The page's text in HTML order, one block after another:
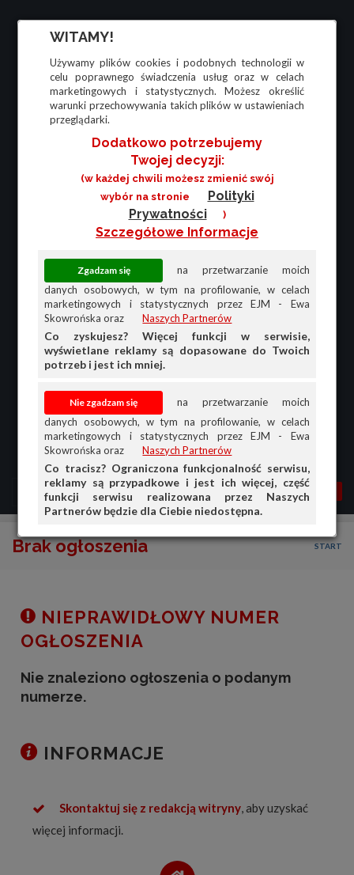
WITAMY!
Używamy plików cookies i podobnych technologii w
celu poprawnego świadczenia usług oraz w celach
marketingowych i statystycznych. Możesz określić
warunki przechowywania takich plików w ustawieniach
przeglądarki.
Dodatkowo potrzebujemy
Twojej decyzji:
(w każdej chwili możesz zmienić swój
wybór na stronie
Polityki
Prywatności
)
Szczegółowe Informacje
na przetwarzanie moich
danych osobowych, w tym na profilowanie, w celach
marketingowych i statystycznych przez EJM - Ewa
Skowrońska oraz
Naszych Partnerów
Co zyskujesz? Więcej funkcji w serwisie,
wyświetlane reklamy są dopasowane do Twoich
potrzeb i jest ich mniej.
na przetwarzanie moich
danych osobowych, w tym na profilowanie, w celach
marketingowych i statystycznych przez EJM - Ewa
Skowrońska oraz
Naszych Partnerów
Co tracisz? Ograniczona funkcjonalność serwisu,
reklamy są przypadkowe i jest ich więcej, część
funkcji serwisu realizowana przez Naszych
Partnerów będzie dla Ciebie niedostępna.
MENU MOJA AG
Brak ogłoszenia START
NIEPRAWIDŁOWY NUMER
OGŁOSZENIA
Nie znaleziono ogłoszenia o podanym
numerze.
INFORMACJE
Skontaktuj się z redakcją witryny, aby uzyskać
więcej informacji.